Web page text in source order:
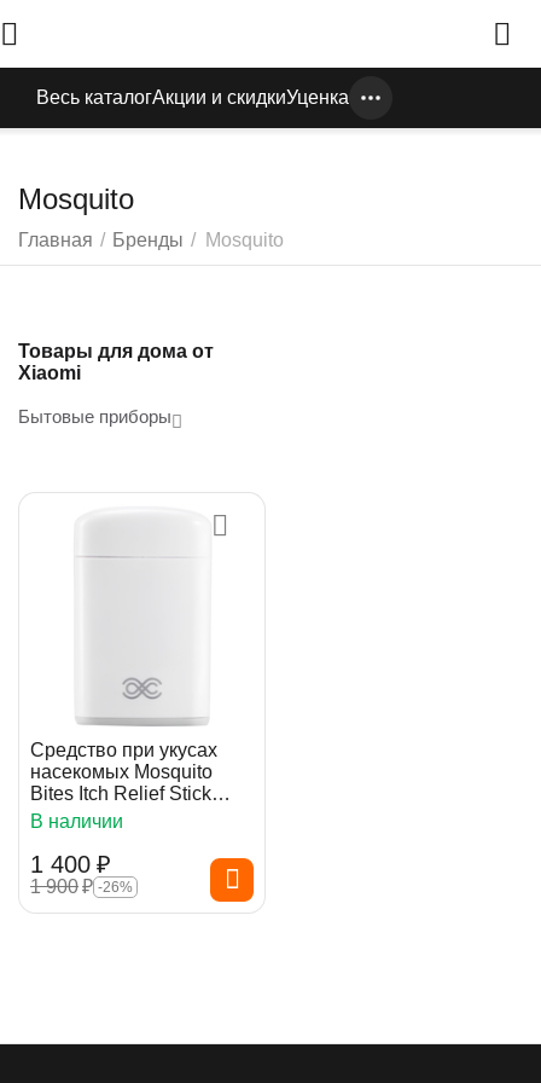
Весь каталогАкции и скидкиУценка
Mosquito
Главная / Бренды / Mosquito
Товары для дома от
Xiaomi
Бытовые приборы
Средство при укусах
насекомых Mosquito
Bites Itch Relief Stick
White
В наличии
1 400 ₽
1 900₽ -26%